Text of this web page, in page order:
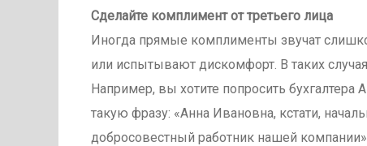
Сделайте комплимент от третьего лица
Иногда прямые комплименты звучат
или испытывают дискомфорт. В таких
Например, вы хотите попросить
такую фразу: «Анна Ивановна, кстати,
добросовестный работник нашей